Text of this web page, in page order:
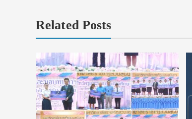
Related Posts